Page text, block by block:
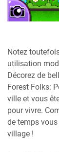
Notez
utilisation
Décorez de
Forest Folks:
ville et vous
pour vivre.
de temps
village !